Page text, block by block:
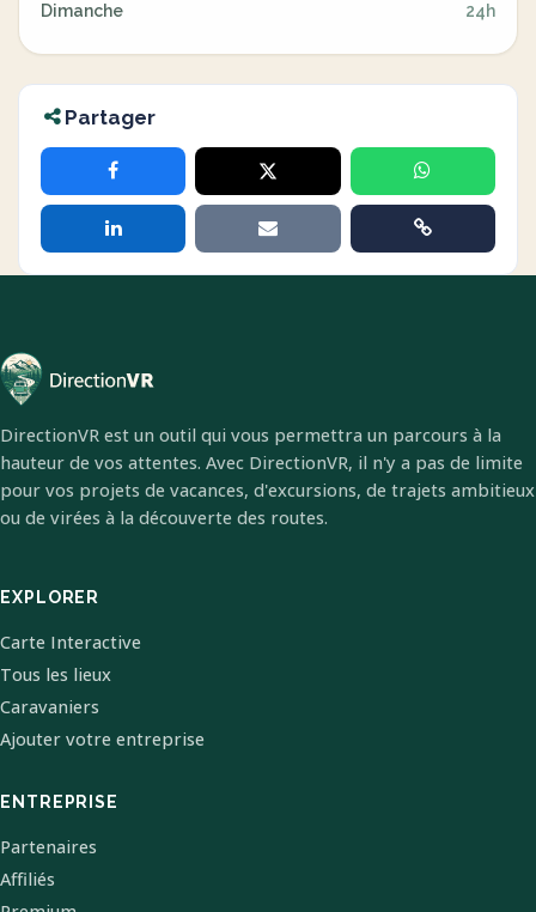
Dimanche 24h
Partager
DirectionVR est un outil qui vous permettra un parcours à la
hauteur de vos attentes. Avec DirectionVR, il n'y a pas de limite
pour vos projets de vacances, d'excursions, de trajets ambitieux
ou de virées à la découverte des routes.
EXPLORER
Carte Interactive
Tous les lieux
Caravaniers
Ajouter votre entreprise
ENTREPRISE
Partenaires
Affiliés